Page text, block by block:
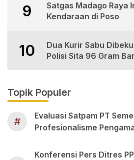
9
Satgas Madago Raya
Kendaraan di Poso
10
Dua Kurir Sabu
Polisi Sita 96 Gram
Topik Populer
#
Evaluasi Satpam PT
Profesionalisme
Konferensi Pers Ditres